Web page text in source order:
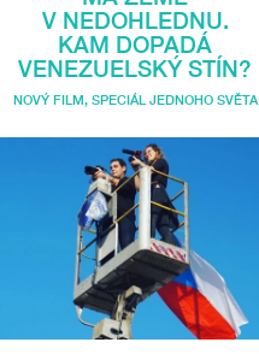
V NEDOHLEDNU.
KAM DOPADÁ
VENEZUELSKÝ STÍN?
NOVÝ FILM, SPECIÁL JEDNOHO SVĚTA